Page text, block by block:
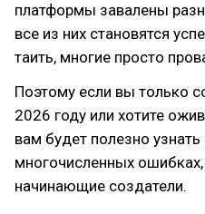
платформы завалены
все из них становятся
таить, многие просто
Поэтому если вы только
2026 году или хотите
вам будет полезно
многочисленных
начинающие создатели.